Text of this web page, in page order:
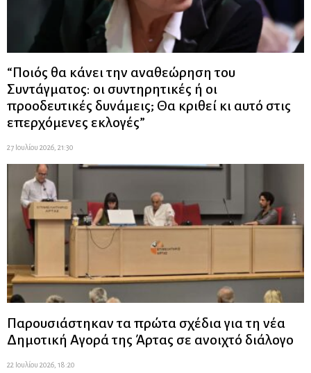
“Ποιός θα κάνει την αναθεώρηση του
Συντάγματος: οι συντηρητικές ή οι
προοδευτικές δυνάμεις; Θα κριθεί κι αυτό στις
επερχόμενες εκλογές”
27 Ιουλίου 2026, 21:30
Παρουσιάστηκαν τα πρώτα σχέδια για τη νέα
Δημοτική Αγορά της Άρτας σε ανοιχτό διάλογο
22 Ιουλίου 2026, 18:20